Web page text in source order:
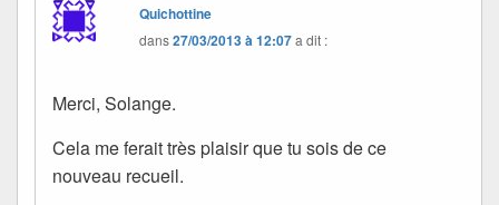
Quichottine
dans27/03/2013 à 12:07a dit :
Merci, Solange.
Cela me ferait très plaisir que tu sois de ce
nouveau recueil.